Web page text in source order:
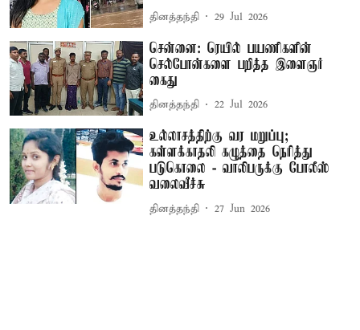
தினத்தந்தி 29 Jul 2026
சென்னை: ரெயில் பயணிகளின்
செல்போன்களை பறித்த இளைஞர்
கைது
தினத்தந்தி 22 Jul 2026
உல்லாசத்திற்கு வர மறுப்பு;
கள்ளக்காதலி கழுத்தை நெரித்து
படுகொலை - வாலிபருக்கு போலீஸ்
வலைவீச்சு
தினத்தந்தி 27 Jun 2026